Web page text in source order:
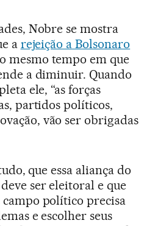
Nobre se mostra
a rejeição a Bolsonaro
mesmo tempo em que
a diminuir. Quando
ele, “as forças
partidos políticos,
vão ser obrigadas
que essa aliança do
ser eleitoral e que
político precisa
e escolher seus